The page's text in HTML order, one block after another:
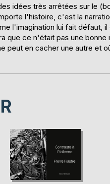
idées très arrêtées sur le
l'histoire, c'est la
l'imagination lui fait défaut, il
que ce n'était pas une bonne
peut en cacher une autre et